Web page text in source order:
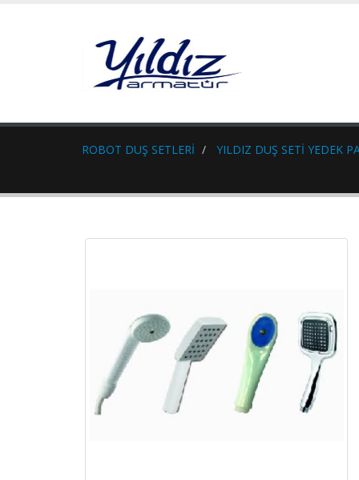
ROBOT DUŞ SETLERİ YILDIZ DUŞ SETİ YEDEK